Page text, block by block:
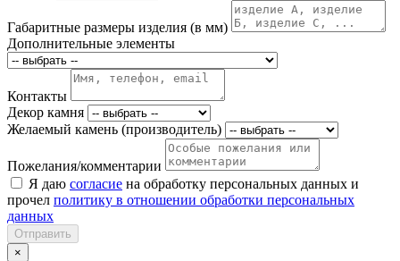
Габаритные размеры изделия (в мм)
Дополнительные элементы
Контакты
Декор камня
Желаемый камень (производитель)
Пожелания/комментарии
Я даю согласие на обработку персональных данных и
прочел политику в отношении обработки персональных
данных
Отправить
×